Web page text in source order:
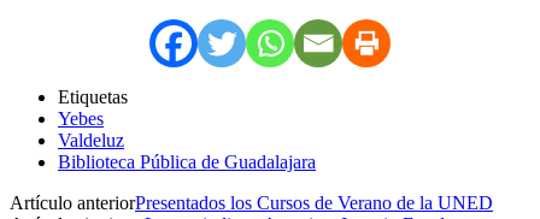
Etiquetas
Yebes
Valdeluz
Biblioteca Pública de Guadalajara
Artículo anteriorPresentados los Cursos de Verano de la UNED